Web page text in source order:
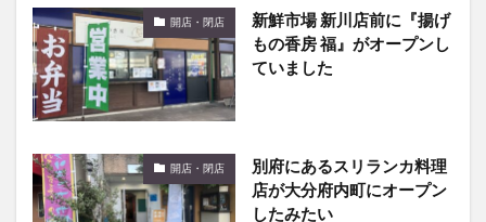
開店・閉店
新鮮市場 新川店前に『揚げ
もの香房 福』がオープンし
ていました
開店・閉店
別府にあるスリランカ料理
店が大分府内町にオープン
したみたい